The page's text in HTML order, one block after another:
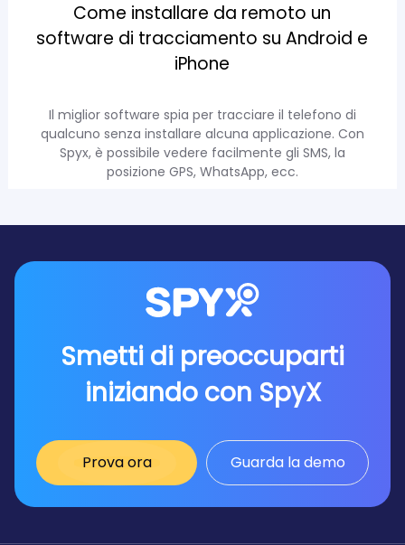
Come installare da remoto un
software di tracciamento su Android e
iPhone
Il miglior software spia per tracciare il telefono di
qualcuno senza installare alcuna applicazione. Con
Spyx, è possibile vedere facilmente gli SMS, la
posizione GPS, WhatsApp, ecc.
Smetti di preoccuparti
iniziando con SpyX
Prova ora Guarda la demo